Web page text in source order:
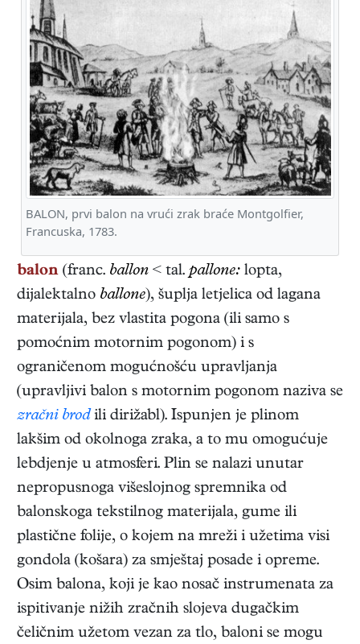
BALON, prvi balon na vrući zrak braće Montgolfier,
Francuska, 1783.
balon (franc. ballon < tal.pallone: lopta,
dijalektalno ballone), šuplja letjelica od lagana
materijala, bez vlastita pogona (ili samo s
pomoćnim motornim pogonom) i s
ograničenom mogućnošću upravljanja
(upravljivi balon s motornim pogonom naziva se
zračni brodili dirižabl). Ispunjen je plinom
lakšim od okolnoga zraka, a to mu omogućuje
lebdjenje u atmosferi. Plin se nalazi unutar
nepropusnoga višeslojnog spremnika od
balonskoga tekstilnog materijala, gume ili
plastične folije, o kojem na mreži i užetima visi
gondola (košara) za smještaj posade i opreme.
Osim balona, koji je kao nosač instrumenata za
ispitivanje nižih zračnih slojeva dugačkim
čeličnim užetom vezan za tlo, baloni se mogu